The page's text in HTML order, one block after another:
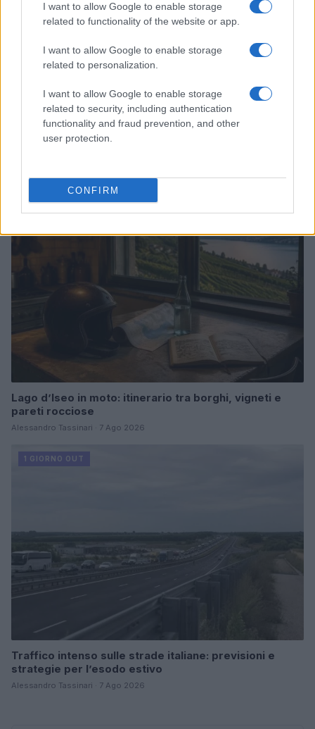
I want to allow Google to enable storage
related to functionality of the website or app.
I want to allow Google to enable storage
related to personalization.
I want to allow Google to enable storage
related to security, including authentication
functionality and fraud prevention, and other
user protection.
CONFIRM
Itinerari letterari 2026: esplorare i mondi di Deledda,
1 GIORNO OUT
Lago d’Iseo in moto: itinerario tra borghi, vigneti e
pareti rocciose
Alessandro Tassinari · 7 Ago 2026
1 GIORNO OUT
Traffico intenso sulle strade italiane: previsioni e
strategie per l’esodo estivo
Alessandro Tassinari · 7 Ago 2026